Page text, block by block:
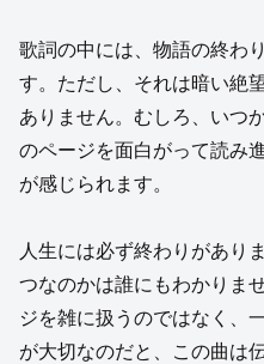
歌詞の中には、物語の終わ
す。ただし、それは暗い絶
ありません。むしろ、いつ
のページを面白がって読み
が感じられます。
人生には必ず終わりがあり
つなのかは誰にもわかりま
ジを雑に扱うのではなく、
が大切なのだと、この曲は